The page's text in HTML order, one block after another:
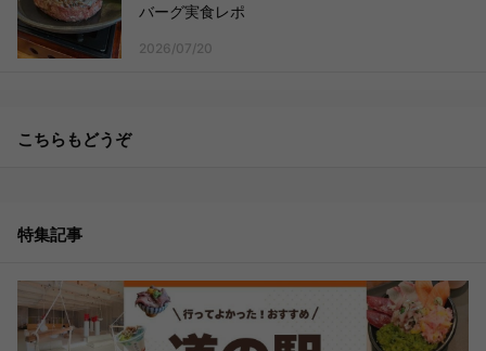
バーグ実食レポ
2026/07/20
こちらもどうぞ
特集記事